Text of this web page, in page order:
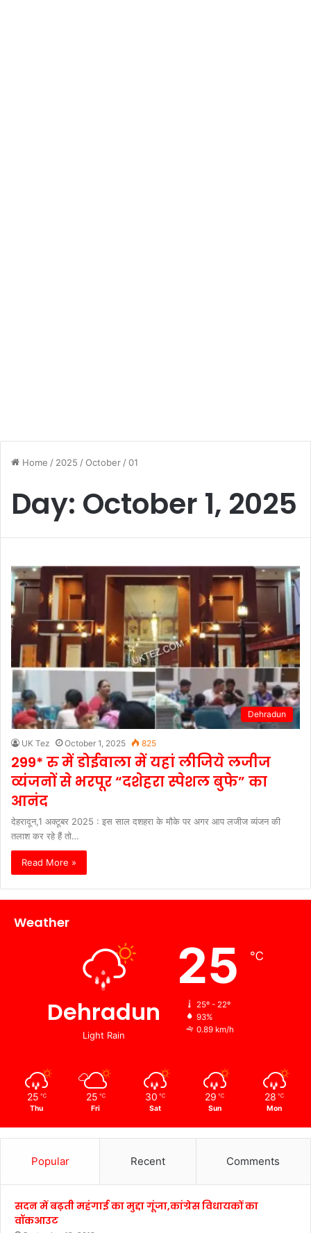
Home / 2025 /October /01
Day: October 1, 2025
Dehradun
UK Tez October 1, 2025 825
299* रु में डोईवाला में यहां लीजिये लजीज
व्यंजनों से भरपूर “दशेहरा स्पेशल बुफे” का
आनंद
देहरादून,1 अक्टूबर 2025 : इस साल दशहरा के मौके पर अगर आप लजीज व्यंजन की
तलाश कर रहे हैं तो…
Read More »
Weather
Dehradun
Light Rain
25 ℃
25º - 22º
93%
0.89 km/h
25 ℃
Thu
25 ℃
Fri
30 ℃
Sat
29 ℃
Sun
28 ℃
Mon
Popular Recent Comments
सदन में बढ़ती महंगाई का मुद्दा गूंजा,कांग्रेस विधायकों का
वॉकआउट